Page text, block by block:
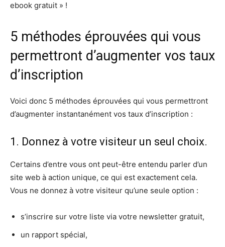
ebook gratuit » !
5 méthodes éprouvées qui vous
permettront d’augmenter vos taux
d’inscription
Voici donc 5 méthodes éprouvées qui vous permettront
d’augmenter instantanément vos taux d’inscription :
1. Donnez à votre visiteur un seul choix.
Certains d’entre vous ont peut-être entendu parler d’un
site web à action unique, ce qui est exactement cela.
Vous ne donnez à votre visiteur qu’une seule option :
s’inscrire sur votre liste via votre newsletter gratuit,
un rapport spécial,